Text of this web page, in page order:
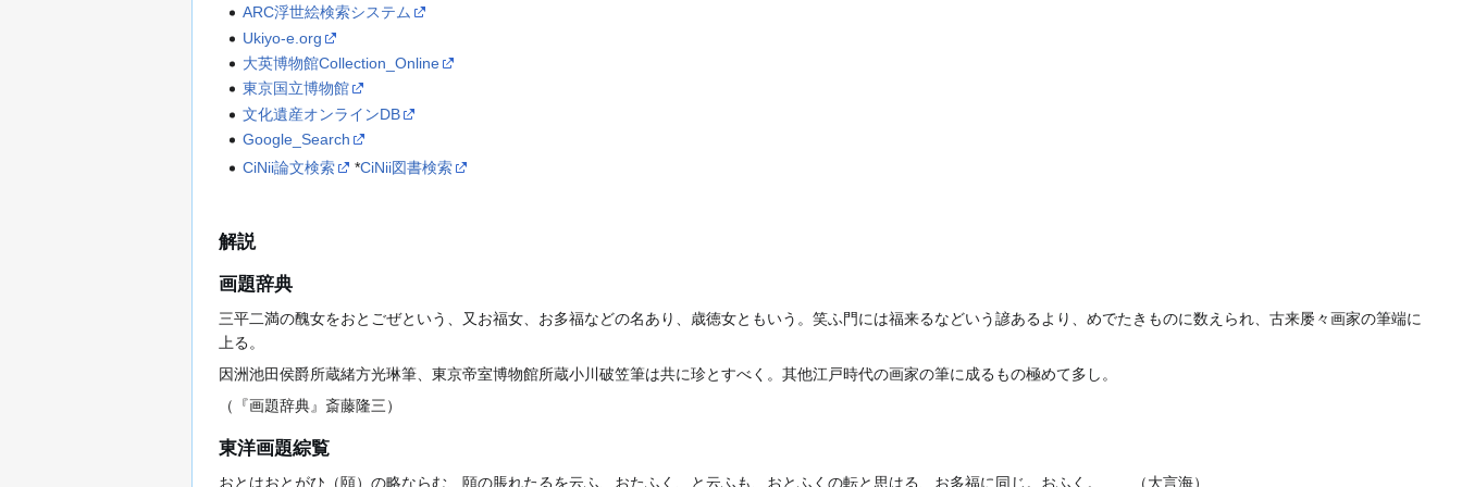
ARC浮世絵検索システム
Ukiyo-e.org
大英博物館Collection_Online
東京国立博物館
文化遺産オンラインDB
Google_Search
CiNii論文検索
*CiNii図書検索
解説
画題辞典
三平二満の醜女をおとごぜという、又お福女、お多福などの名あり、歳徳女ともいう。笑ふ門には福来るなどいう諺あるより、めでたきものに数えられ、古来屡々画家の筆端に
上る。
因洲池田侯爵所蔵緒方光琳筆、東京帝室博物館所蔵小川破笠筆は共に珍とすべく。其他江戸時代の画家の筆に成るもの極めて多し。
（『画題辞典』斎藤隆三）
東洋画題綜覧
おとはおとがひ（頤）の略ならむ、頤の脹れたるを云ふ、おたふく、と云ふも、おとふくの転と思はる、お多福に同じ。おふく。 （大言海）